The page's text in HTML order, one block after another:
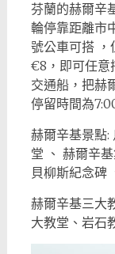
芬蘭的赫爾辛
輪停靠距離市
號公車可搭 ，
€8，即可任意
交通船，把赫
停留時間為
赫爾辛基景點:
堂 、 赫爾辛
貝柳斯紀念碑
赫爾辛基三大
大教堂、岩石